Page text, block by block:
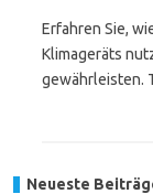
Erfahren Sie,
Klimageräts
gewährleisten.
Neueste